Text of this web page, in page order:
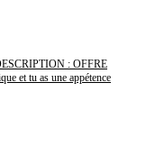
: OFFRE
et tu as une appétence